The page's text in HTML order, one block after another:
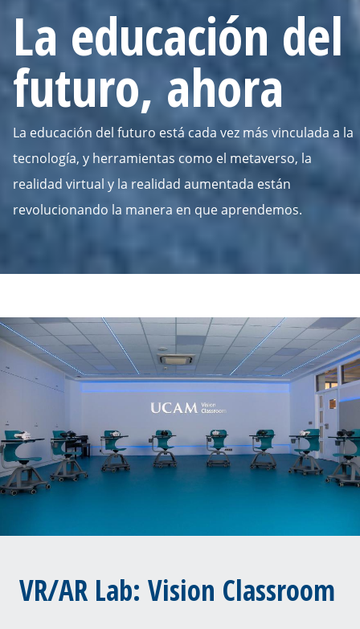
La educación del
futuro, ahora
La educación del futuro está cada vez más vinculada a la
tecnología, y herramientas como el metaverso, la
realidad virtual y la realidad aumentada están
revolucionando la manera en que aprendemos.
VR/AR Lab: Vision Classroom